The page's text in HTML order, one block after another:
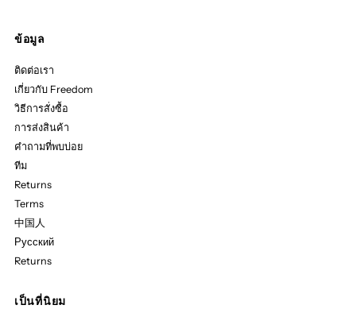
ข้อมูล
ติดต่อเรา
เกี่ยวกับ Freedom
วิธีการสั่งซื้อ
การส่งสินค้า
คำถามที่พบบ่อย
ทีม
Returns
Terms
中国人
Русский
Returns
เป็นที่นิยม